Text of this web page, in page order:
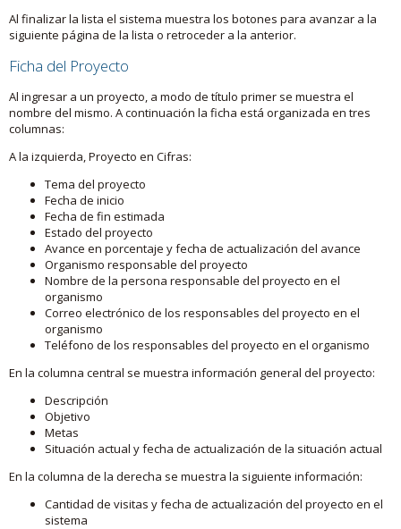
Al finalizar la lista el sistema muestra los botones para avanzar a la
siguiente página de la lista o retroceder a la anterior.
Ficha del Proyecto
Al ingresar a un proyecto, a modo de título primer se muestra el
nombre del mismo. A continuación la ficha está organizada en tres
columnas:
A la izquierda, Proyecto en Cifras:
Tema del proyecto
Fecha de inicio
Fecha de fin estimada
Estado del proyecto
Avance en porcentaje y fecha de actualización del avance
Organismo responsable del proyecto
Nombre de la persona responsable del proyecto en el
organismo
Correo electrónico de los responsables del proyecto en el
organismo
Teléfono de los responsables del proyecto en el organismo
En la columna central se muestra información general del proyecto:
Descripción
Objetivo
Metas
Situación actual y fecha de actualización de la situación actual
En la columna de la derecha se muestra la siguiente información:
Cantidad de visitas y fecha de actualización del proyecto en el
sistema